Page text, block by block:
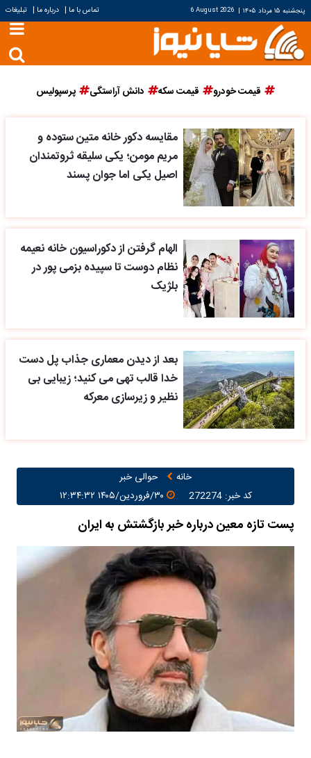
پنجشنبه ۱۵ مرداد ۱۴۰۵ |
6 August 2026 تماس با ما | درباره ما | تبلیغات
قیمت خودرو قیمت سکه دانش آراستگی پرسپولیس
مقایسه دکور خانه متین ستوده و
مریم مومن؛ یکی سلیقه ثروتمندان
اصیل یکی اما جوان پسند
الهام گرفتن از دکوراسیون خانه نعیمه
نظام دوست تا سپیده بزمی پور در
بلژیک
بعد از دیدن معماری جذاب پل دست
خدا قالب تهی می کنید؛ زیبایی بی
نظیر و زیرسازی معرکه
خانه
حوالی خبر
کد خبر: 272274
پست تازه معین درباره خبر بازگشتش به ایران